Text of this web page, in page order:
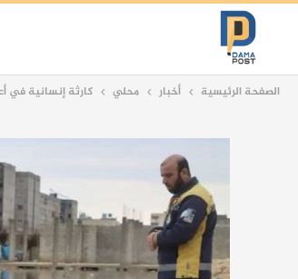
الصفحة الرئيسية أخبار محلي كارثة إنسانية في